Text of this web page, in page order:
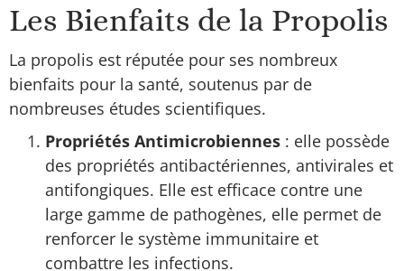
Les Bienfaits de la Propolis
La propolis est réputée pour ses nombreux
bienfaits pour la santé, soutenus par de
nombreuses études scientifiques.
Propriétés Antimicrobiennes : elle possède
des propriétés antibactériennes, antivirales et
antifongiques. Elle est efficace contre une
large gamme de pathogènes, elle permet de
renforcer le système immunitaire et
combattre les infections.